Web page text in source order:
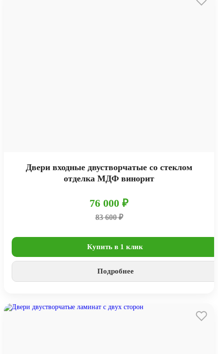
Двери входные двустворчатые со стеклом
отделка МДФ винорит
76 000 ₽
83 600 ₽
Купить в 1 клик
Подробнее